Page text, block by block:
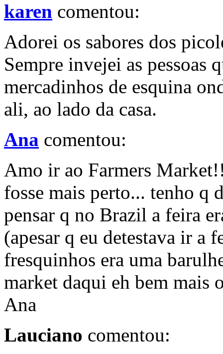
karen comentou:
Adorei os sabores dos
Sempre invejei as pessoas
mercadinhos de esquina
ali, ao lado da casa.
Ana comentou:
Amo ir ao Farmers
fosse mais perto... tenho
pensar q no Brazil a feira
(apesar q eu detestava ir a
fresquinhos era uma
market daqui eh bem mais
Ana
Lauciano comentou: